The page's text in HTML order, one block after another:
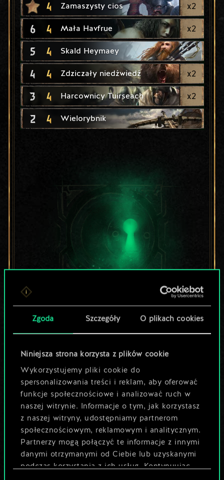
Zgoda Szczegóły O plikach cookies
Niniejsza strona korzysta z plików cookie
Wykorzystujemy pliki cookie do
spersonalizowania treści i reklam, aby oferować
funkcje społecznościowe i analizować ruch w
naszej witrynie. Informacje o tym, jak korzystasz
z naszej witryny, udostępniamy partnerom
społecznościowym, reklamowym i analitycznym.
Partnerzy mogą połączyć te informacje z innymi
danymi otrzymanymi od Ciebie lub uzyskanymi
podczas korzystania z ich usług. Kontynuując
4 Zamaszysty cios x2
6 4 Mała Havfrue x2
5 4 Skald Heymaey
4 4 Zdziczały niedźwiedź x2
3 4 Harcownicy Tuirseach x2
2 4 Wielorybnik
Lubisz grać tą talią?
Pomóż społeczności
odkryć jej
potencjał!
Nazwij talię i opisz swoją strategię
Edytuj talię